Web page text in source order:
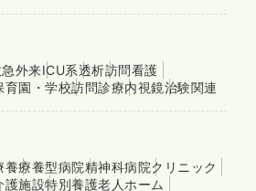
外来ICU系透析訪問看護
育園・学校訪問診療内視鏡治験関連
養療養型病院精神科病院クリニック
護施設特別養護老人ホーム